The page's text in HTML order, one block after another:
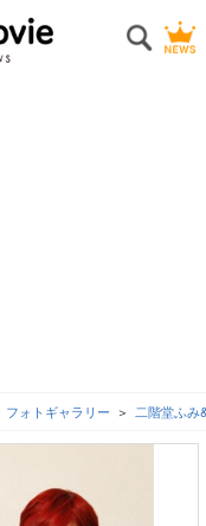
フォトギャラリー 二階堂ふみ